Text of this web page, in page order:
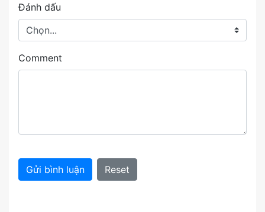
Đánh dấu
Comment
Gửi bình luận Reset